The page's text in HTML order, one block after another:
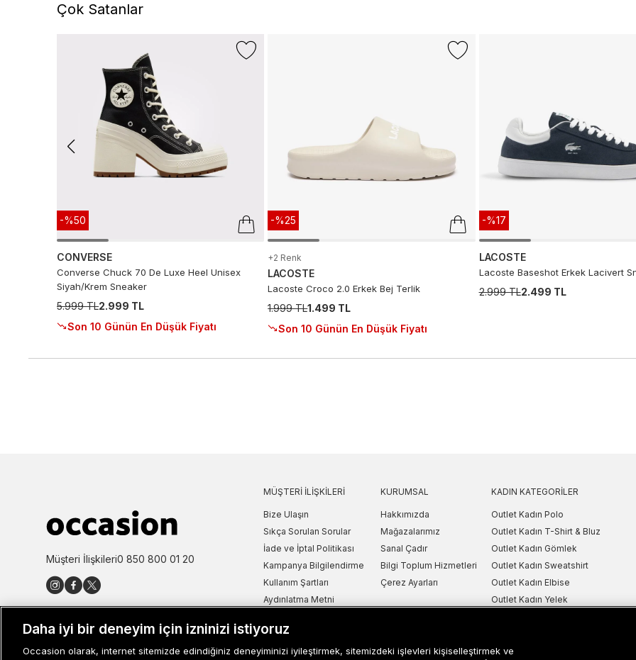
Çok Satanlar
-%50
CONVERSE
Converse Chuck 70 De Luxe Heel Unisex
Siyah/Krem Sneaker
5.999 TL2.999 TL
Son 10 Günün En Düşük Fiyatı
-%25
+2 Renk
LACOSTE
Lacoste Croco 2.0 Erkek Bej Terlik
1.999 TL1.499 TL
Son 10 Günün En Düşük Fiyatı
-%17
LACOSTE
Lacoste Baseshot Erkek Lacivert
2.999 TL2.499 TL
Müşteri İlişkileri0 850 800 01 20
MÜŞTERI İLIŞKILERI
Bize Ulaşın
Sıkça Sorulan Sorular
İade ve İptal Politikası
Kampanya Bilgilendirme
Kullanım Şartları
Aydınlatma Metni
Misafir Üye Sipariş Takip
İşlem Rehberi
KURUMSAL
Hakkımızda
Mağazalarımız
Sanal Çadır
Bilgi Toplum Hizmetleri
Çerez Ayarları
KADIN KATEGORILER
Outlet Kadın Polo
Outlet Kadın T-Shirt & Bluz
Outlet Kadın Gömlek
Outlet Kadın Sweatshirt
Outlet Kadın Elbise
Outlet Kadın Yelek
Outlet Kadın Çanta & Cüzdan
Daha iyi bir deneyim için izninizi istiyoruz
Occasion olarak, internet sitemizde edindiğiniz deneyiminizi iyileştirmek, sitemizdeki işlevleri kişiselleştirmek ve